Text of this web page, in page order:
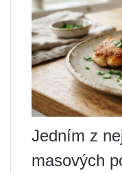
Jedním z
masových